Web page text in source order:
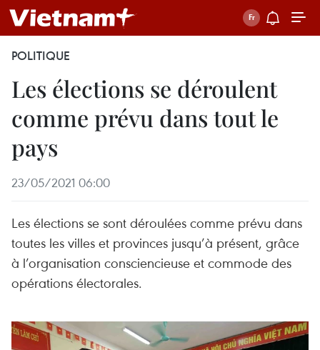
POLITIQUE
Les élections se déroulent
comme prévu dans tout le
pays
23/05/2021 06:00
Les élections se sont déroulées comme prévu dans
toutes les villes et provinces jusqu’à présent, grâce
à l’organisation consciencieuse et commode des
opérations électorales.